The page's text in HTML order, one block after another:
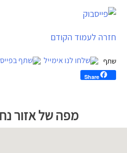
חזרה לעמוד הקודם
Share
גוגל
על
מפה של אזור